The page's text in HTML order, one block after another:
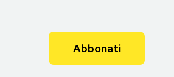
Abbonati